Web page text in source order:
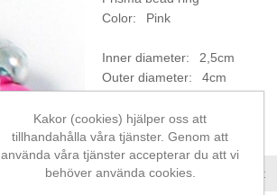
Color: Pink
Inner diameter: 2,5cm
Outer diameter: 4cm
Artikelnr: L408-P5
Jämför denna produkt
Kakor (cookies) hjälper oss att
tillhandahålla våra tjänster. Genom att
använda våra tjänster accepterar du att vi
behöver använda cookies.